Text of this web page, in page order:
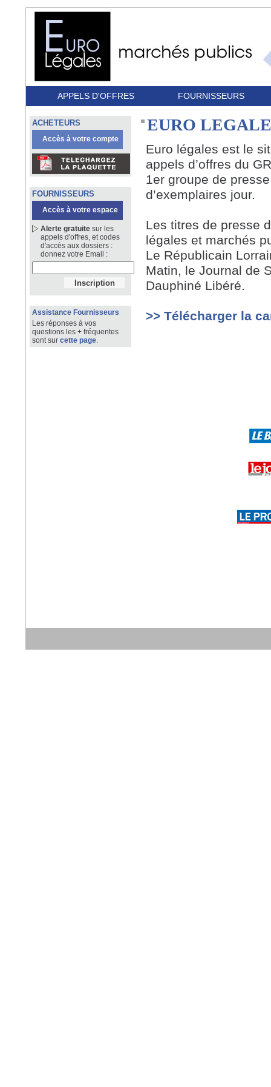
APPELS D'OFFRES FOURNISSEURS
ACHETEURS
Accès à votre compte
FOURNISSEURS
Accès à votre espace
Alerte gratuite sur les
appels d'offres, et codes
d'accès aux dossiers :
donnez votre Email :
Assistance Fournisseurs
Les réponses à vos
questions les + fréquentes
sont sur cette page.
EURO
Euro légales est le
appels d’offres du
1er groupe de
d’exemplaires jour.
Les titres de presse
légales et marchés
Le Républicain
Matin, le Journal de
Dauphiné Libéré.
>> Télécharger la